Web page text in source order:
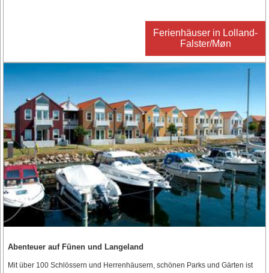
Ferienhäuser in Lolland-
Falster/Møn
Abenteuer auf Fünen und Langeland
Mit über 100 Schlössern und Herrenhäusern, schönen Parks und Gärten ist